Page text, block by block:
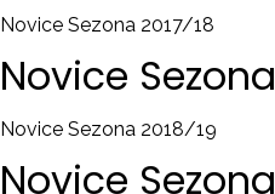
Novice Sezona 2017/18
Novice Sezona
Novice Sezona 2018/19
Novice Sezona